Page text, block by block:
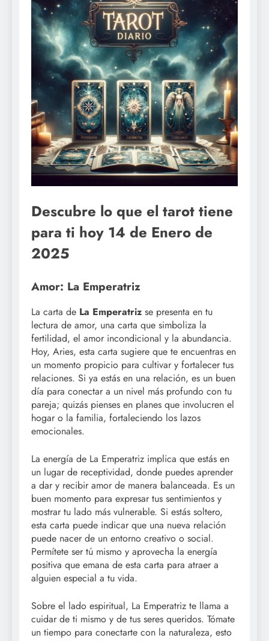
Descubre lo que el tarot tiene
para ti hoy 14 de Enero de
2025
Amor: La Emperatriz
La carta de La Emperatriz se presenta en tu
lectura de amor, una carta que simboliza la
fertilidad, el amor incondicional y la abundancia.
Hoy, Aries, esta carta sugiere que te encuentras en
un momento propicio para cultivar y fortalecer tus
relaciones. Si ya estás en una relación, es un buen
día para conectar a un nivel más profundo con tu
pareja; quizás pienses en planes que involucren el
hogar o la familia, fortaleciendo los lazos
emocionales.
La energía de La Emperatriz implica que estás en
un lugar de receptividad, donde puedes aprender
a dar y recibir amor de manera balanceada. Es un
buen momento para expresar tus sentimientos y
mostrar tu lado más vulnerable. Si estás soltero,
esta carta puede indicar que una nueva relación
puede nacer de un entorno creativo o social.
Permítete ser tú mismo y aprovecha la energía
positiva que emana de esta carta para atraer a
alguien especial a tu vida.
Sobre el lado espiritual, La Emperatriz te llama a
cuidar de ti mismo y de tus seres queridos. Tómate
un tiempo para conectarte con la naturaleza, esto